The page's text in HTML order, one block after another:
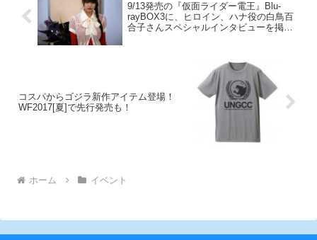
9/13発売の『仮面ライダー電王』Blu-
rayBOX3に、ヒロイン、ハナ役の白鳥百
合子さんスペシャルインタビューを掲
コスパからゴジラ新作アイテム登場！
WF2017[夏]で先行発売も！
ホーム イベント